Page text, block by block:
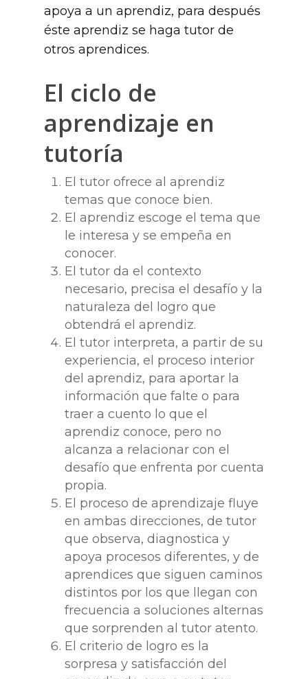
apoya a un aprendiz, para después
éste aprendiz se haga tutor de
otros aprendices.
El ciclo de
aprendizaje en
tutoría
El tutor ofrece al aprendiz
temas que conoce bien.
El aprendiz escoge el tema que
le interesa y se empeña en
conocer.
El tutor da el contexto
necesario, precisa el desafío y la
naturaleza del logro que
obtendrá el aprendiz.
El tutor interpreta, a partir de su
experiencia, el proceso interior
del aprendiz, para aportar la
información que falte o para
traer a cuento lo que el
aprendiz conoce, pero no
alcanza a relacionar con el
desafío que enfrenta por cuenta
propia.
El proceso de aprendizaje fluye
en ambas direcciones, de tutor
que observa, diagnostica y
apoya procesos diferentes, y de
aprendices que siguen caminos
distintos por los que llegan con
frecuencia a soluciones alternas
que sorprenden al tutor atento.
El criterio de logro es la
sorpresa y satisfacción del